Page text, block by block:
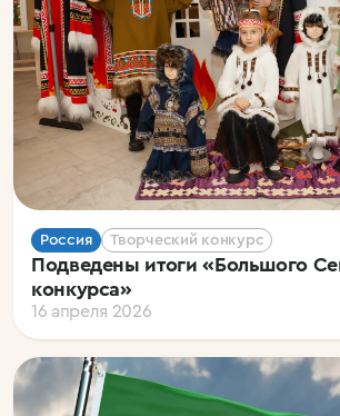
Россия Творческий конкурс
Подведены итоги «Большого
конкурса»
16 апреля 2026